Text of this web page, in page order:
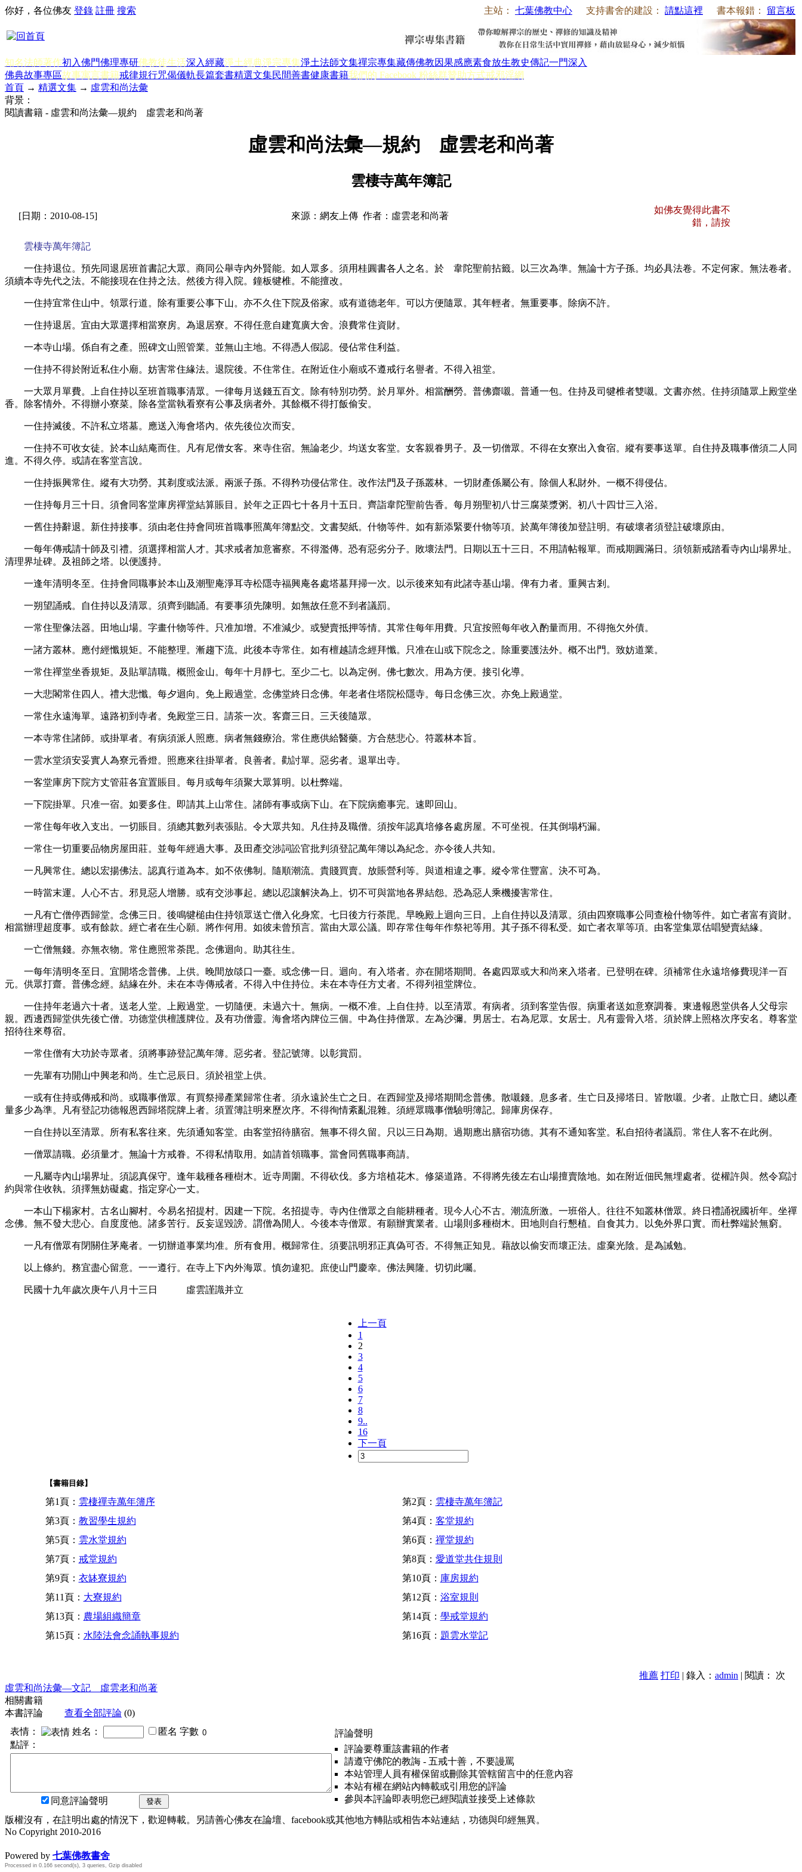
主站： 七葉佛教中心 支持書舍的建設： 請點這裡 書本報錯： 留言板
你好，各位佛友 登錄 註冊 搜索
知名法師著作初入佛門佛理專研佛教徒生活深入經藏淨土經典淨宗專集淨土法師文集禪宗專集藏傳佛教因果感應素食放生教史傳記一門深入
佛典故事專區故事寓言書籍戒律規行咒偈儀軌長篇套書精選文集民間善書健康書籍我們的 Facebook 粉絲群贊助方式戒邪淫網
首頁 → 精選文集 → 虛雲和尚法彙
背景：
閱讀書籍 - 虛雲和尚法彙—規約 虛雲老和尚著
虛雲和尚法彙—規約 虛雲老和尚著
雲棲寺萬年簿記
[日期：2010-08-15] 來源：網友上傳 作者：虛雲老和尚著
如佛友覺得此書不
錯，請按
雲棲寺萬年簿記
一住持退位。預先同退居班首書記大眾。商同公舉寺內外賢能。如人眾多。須用桂圓書各人之名。於 韋陀聖前拈籤。以三次為準。無論十方子孫。均必具法卷。不定何家。無法卷者。
須續本寺先代之法。不能接現在住持之法。然後方得入院。鐘板犍椎。不能擅改。
一住持宜常住山中。領眾行道。除有重要公事下山。亦不久住下院及俗家。或有道德老年。可以方便隨眾。其年輕者。無重要事。除病不許。
一住持退居。宜由大眾選擇相當寮房。為退居寮。不得任意自建寬廣大舍。浪費常住資財。
一本寺山場。係自有之產。照碑文山照管業。並無山主地。不得憑人假認。侵佔常住利益。
一住持不得於附近私住小廟。妨害常住緣法。退院後。不住常住。在附近住小廟或不遵戒行名譽者。不得入祖堂。
一大眾月單費。上自住持以至班首職事清眾。一律每月送錢五百文。除有特別功勞。於月單外。相當酬勞。普佛齋嚫。普通一包。住持及司犍椎者雙嚫。文書亦然。住持須隨眾上殿堂坐
香。除客情外。不得辦小寮菜。除各堂當執看寮有公事及病者外。其餘概不得打飯偷安。
一住持滅後。不許私立塔墓。應送入海會塔內。依先後位次而安。
一住持不可收女徒。於本山結庵而住。凡有尼僧女客。來寺住宿。無論老少。均送女客堂。女客親眷男子。及一切僧眾。不得在女寮出入食宿。縱有要事送單。自住持及職事僧須二人同
進。不得久停。或請在客堂言說。
一住持振興常住。縱有大功勞。其剃度或法派。兩派子孫。不得矜功侵佔常住。改作法門及子孫叢林。一切財產係屬公有。除個人私財外。一概不得侵佔。
一住持每月三十日。須會同客堂庫房禪堂結算賬目。於年之正四七十各月十五日。齊詣韋陀聖前告香。每月朔聖初八廿三腐菜漿粥。初八十四廿三入浴。
一舊住持辭退。新住持接事。須由老住持會同班首職事照萬年簿點交。文書契紙。什物等件。如有新添緊要什物等項。於萬年簿後加登註明。有破壞者須登註破壞原由。
一每年傳戒請十師及引禮。須選擇相當人才。其求戒者加意審察。不得濫傳。恐有惡劣分子。敗壞法門。日期以五十三日。不用請帖報單。而戒期圓滿日。須領新戒踏看寺內山場界址。
清理界址碑。及祖師之塔。以便護持。
一逢年清明冬至。住持會同職事於本山及潮聖庵淨耳寺松隱寺福興庵各處塔墓拜掃一次。以示後來知有此諸寺基山場。俾有力者。重興古剎。
一朔望誦戒。自住持以及清眾。須齊到聽誦。有要事須先陳明。如無故任意不到者議罰。
一常住聖像法器。田地山場。字畫什物等件。只准加增。不准減少。或變賣抵押等情。其常住每年用費。只宜按照每年收入酌量而用。不得拖欠外債。
一諸方叢林。應付經懺規矩。不能整理。漸趨下流。此後本寺常住。如有檀越請念經拜懺。只准在山或下院念之。除重要護法外。概不出門。致妨道業。
一常住禪堂坐香規矩。及貼單請職。概照金山。每年十月靜七。至少二七。以為定例。佛七數次。用為方便。接引化導。
一大悲閣常住四人。禮大悲懺。每夕迴向。免上殿過堂。念佛堂終日念佛。年老者住塔院松隱寺。每日念佛三次。亦免上殿過堂。
一常住永遠海單。遠路初到寺者。免殿堂三日。請茶一次。客齋三日。三天後隨眾。
一本寺常住諸師。或掛單者。有病須派人照應。病者無錢療治。常住應供給醫藥。方合慈悲心。符叢林本旨。
一雲水堂須安妥實人為寮元香燈。照應來往掛單者。良善者。勸討單。惡劣者。退單出寺。
一客堂庫房下院方丈管莊各宜置賬目。每月或每年須聚大眾算明。以杜弊端。
一下院掛單。只准一宿。如要多住。即請其上山常住。諸師有事或病下山。在下院病癒事完。速即回山。
一常住每年收入支出。一切賬目。須總其數列表張貼。令大眾共知。凡住持及職僧。須按年認真培修各處房屋。不可坐視。任其倒塌朽漏。
一常住一切重要品物房屋田莊。並每年經過大事。及田產交涉詞訟官批判須登記萬年簿以為紀念。亦令後人共知。
一凡興常住。總以宏揚佛法。認真行道為本。如不依佛制。隨順潮流。貴賤買賣。放賬營利等。與道相違之事。縱令常住豐富。決不可為。
一時當末運。人心不古。邪見惡人增勝。或有交涉事起。總以忍讓解決為上。切不可與當地各界結怨。恐為惡人乘機擾害常住。
一凡有亡僧停西歸堂。念佛三日。後鳴犍槌由住持領眾送亡僧入化身窯。七日後方行荼毘。早晚殿上迴向三日。上自住持以及清眾。須由四寮職事公同查檢什物等件。如亡者富有資財。
相當辦理超度事。或有餘款。經亡者在生心願。將作何用。如彼未曾預言。當由大眾公議。即存常住每年作祭祀等用。其子孫不得私受。如亡者衣單等項。由客堂集眾估唱變賣結緣。
一亡僧無錢。亦無衣物。常住應照常荼毘。念佛迴向。助其往生。
一每年清明冬至日。宜開塔念普佛。上供。晚間放燄口一臺。或念佛一日。迴向。有入塔者。亦在開塔期間。各處四眾或大和尚來入塔者。已登明在碑。須補常住永遠培修費現洋一百
元。供眾打齋。普佛念經。結緣在外。未在本寺傳戒者。不得入中住持位。未在本寺任方丈者。不得列祖堂牌位。
一住持年老過六十者。送老人堂。上殿過堂。一切隨便。未過六十。無病。一概不准。上自住持。以至清眾。有病者。須到客堂告假。病重者送如意寮調養。東邊報恩堂供各人父母宗
親。西邊西歸堂供先後亡僧。功德堂供檀護牌位。及有功僧靈。海會塔內牌位三個。中為住持僧眾。左為沙彌。男居士。右為尼眾。女居士。凡有靈骨入塔。須於牌上照格次序安名。尊客堂
招待往來尊宿。
一常住僧有大功於寺眾者。須將事跡登記萬年簿。惡劣者。登記號簿。以彰賞罰。
一先輩有功開山中興老和尚。生亡忌辰日。須於祖堂上供。
一或有住持或傳戒和尚。或職事僧眾。有買祭掃產業歸常住者。須永遠於生亡之日。在西歸堂及掃塔期間念普佛。散嚫錢。息多者。生亡日及掃塔日。皆散嚫。少者。止散亡日。總以產
量多少為準。凡有登記功德報恩西歸塔院牌上者。須置簿註明來歷次序。不得徇情紊亂混雜。須經眾職事僧驗明簿記。歸庫房保存。
一自住持以至清眾。所有私客往來。先須通知客堂。由客堂招待膳宿。無事不得久留。只以三日為期。過期應出膳宿功德。其有不通知客堂。私自招待者議罰。常住人客不在此例。
一僧眾請職。必須量才。無論十方戒眷。不得私情取用。如請首領職事。當會同舊職事商請。
一凡屬寺內山場界址。須認真保守。逢年栽種各種樹木。近寺周圍。不得砍伐。多方培植花木。修築道路。不得將先後左右山場擅賣陰地。如在附近佃民無埋處者。從權許與。然令寫討
約與常住收執。須擇無妨礙處。指定穿心一丈。
一本山下楊家村。古名山腳村。今易名招提村。因建一下院。名招提寺。寺內住僧眾之自能耕種者。現今人心不古。潮流所激。一班俗人。往往不知叢林僧眾。終日禮誦祝國祈年。坐禪
念佛。無不發大悲心。自度度他。諸多苦行。反妄逞毀謗。謂僧為閒人。今後本寺僧眾。有願辦實業者。山場則多種樹木。田地則自行懇植。自食其力。以免外界口實。而杜弊端於無窮。
一凡有僧眾有閉關住茅庵者。一切辦道事業均准。所有食用。概歸常住。須要訊明邪正真偽可否。不得無正知見。藉故以偷安而壞正法。虛棄光陰。是為誡勉。
以上條約。務宜盡心留意。一一遵行。在寺上下內外海眾。慎勿違犯。庶使山門慶幸。佛法興隆。切切此囑。
民國十九年歲次庚午八月十三日 虛雲謹識并立
上一頁
1
2
3
4
5
6
7
8
9..
16
下一頁
【書籍目錄】
第1頁： 雲棲禪寺萬年簿序 第2頁： 雲棲寺萬年簿記
第3頁： 教習學生規約 第4頁： 客堂規約
第5頁： 雲水堂規約 第6頁： 禪堂規約
第7頁： 戒堂規約 第8頁： 愛道堂共住規則
第9頁： 衣缽寮規約 第10頁： 庫房規約
第11頁： 大寮規約 第12頁： 浴室規則
第13頁： 農場組織簡章 第14頁： 學戒堂規約
第15頁： 水陸法會念誦執事規約 第16頁： 題雲水堂記
推薦 打印 | 錄入： admin | 閱讀：
次
虛雲和尚法彙—文記 虛雲老和尚著
相關書籍
本書評論
查看全部評論 (0)
表情：
姓名： 匿名 字數
點評：
同意評論聲明 發表
評論聲明
評論要尊重該書籍的作者
請遵守佛陀的教誨 - 五戒十善，不要謾罵
本站管理人員有權保留或刪除其管轄留言中的任意內容
本站有權在網站內轉載或引用您的評論
參與本評論即表明您已經閱讀並接受上述條款
版權沒有，在註明出處的情況下，歡迎轉載。另請善心佛友在論壇、facebook或其他地方轉貼或相告本站連結，功德與印經無異。
No Copyright 2010-2016
Powered by 七葉佛教書舍
Processed in 0.166 second(s), 3 queries, Gzip disabled